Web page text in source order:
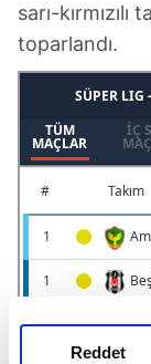
Reddet
sarı-kırmızılı
toparlandı.